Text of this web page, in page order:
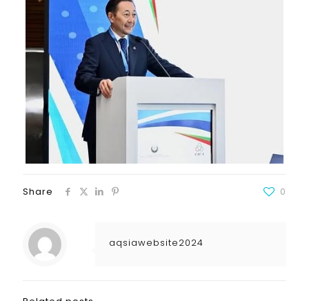
Share 0
aqsiawebsite2024